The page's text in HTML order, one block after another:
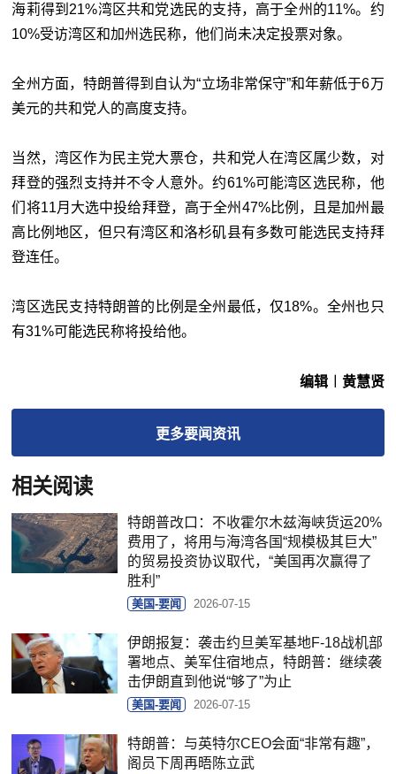
海莉得到21%湾区共和党选民的支持，高于全州的11%。约
10%受访湾区和加州选民称，他们尚未决定投票对象。
全州方面，特朗普得到自认为“立场非常保守”和年薪低于6万
美元的共和党人的高度支持。
当然，湾区作为民主党大票仓，共和党人在湾区属少数，对
拜登的强烈支持并不令人意外。约61%可能湾区选民称，他
们将11月大选中投给拜登，高于全州47%比例，且是加州最
高比例地区，但只有湾区和洛杉矶县有多数可能选民支持拜
登连任。
湾区选民支持特朗普的比例是全州最低，仅18%。全州也只
有31%可能选民称将投给他。
编辑︱黄慧贤
更多要闻资讯
相关阅读
特朗普改口：不收霍尔木兹海峡货运20%
费用了，将用与海湾各国“规模极其巨大”
的贸易投资协议取代，“美国再次赢得了
胜利”
美国-要闻 2026-07-15
伊朗报复：袭击约旦美军基地F-18战机部
署地点、美军住宿地点，特朗普：继续袭
击伊朗直到他说“够了”为止
美国-要闻 2026-07-15
特朗普：与英特尔CEO会面“非常有趣”，
阁员下周再晤陈立武